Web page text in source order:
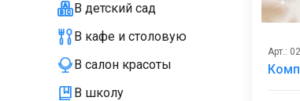
В детский сад
В кафе и столовую
В салон красоты
В школу
Арт.: